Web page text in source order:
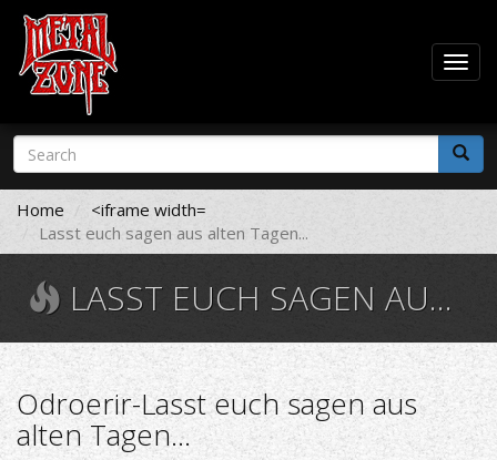
Skip
main
content
Search
form
Search
Home
<iframe width=
Lasst euch sagen aus alten Tagen...
LASST EUCH SAGEN AUS ALTEN TAGEN...
Odroerir-Lasst euch sagen aus
alten Tagen...